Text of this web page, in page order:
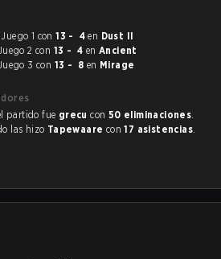
ganó el Juego 1 con 13 - 4en Dust II
ganó el Juego 2 con 13 - 4 en Ancient
ganó el Juego 3 con 13 - 8 en Mirage
partido fue grecu con 50 eliminaciones.
las hizo Tapewaare con17 asistencias.